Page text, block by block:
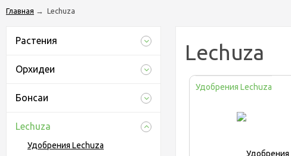
Главная → Lechuza
Растения
Орхидеи
Бонсаи
Lechuza
Удобрения Lechuza
Lechuza
Удобрения Lechuza